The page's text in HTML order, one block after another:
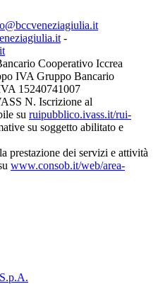
-
Cooperativo Iccrea
IVA Gruppo Bancario
15240741007
N. Iscrizione al
su ruipubblico.ivass.it/rui-
su soggetto abilitato e
prestazione dei servizi e attività
www.consob.it/web/area-